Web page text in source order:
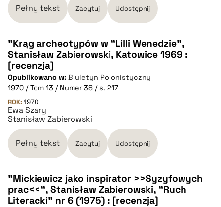
pobierz cytat
Pełny tekst Zacytuj Udostępnij
CZYSTY TEKST
pobierz cytat
BIBTEX
pobierz cytat
"Krąg archeotypów w "Lilli Wenedzie",
Stanisław Zabierowski, Katowice 1969 :
[recenzja]
Opublikowano w: Biuletyn Polonistyczny
1970 / Tom 13 / Numer 38 / s. 217
ROK: 1970
Ewa Szary
Stanisław Zabierowski
Pełny tekst Zacytuj Udostępnij
CZYSTY TEKST
"Mickiewicz jako inspirator >>Syzyfowych
prac<<", Stanisław Zabierowski, "Ruch
Literacki" nr 6 (1975) : [recenzja]